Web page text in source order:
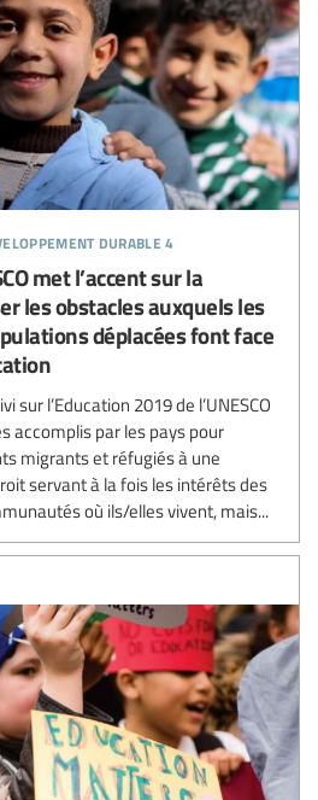
durable 4
met l’accent sur la
les obstacles auxquels les
déplacées font face
sur l’Education 2019 de l’UNESCO
accomplis par les pays pour
migrants et réfugiés à une
servant à la fois les intérêts des
où ils/elles vivent, mais...